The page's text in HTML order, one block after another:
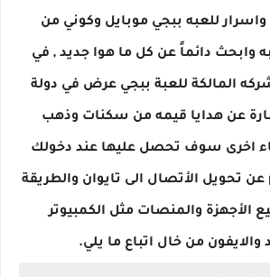
للعبه ببجي موبايل وكوني من
وابحث دائماً عن كل ما هوا جديد , في
المالكة للعبة ببجي عرض في دولة
عن هدايا قيمه من سكنات وذهب
اخرى سوف تحصل عليها عند دخولك
للعبة pubg mobile عن تحويل الأتصال الى تايوان والطريقة
الأجهزة والمنصات مثل الكمبيوتر
والايفون من خال اتباع ما يلي.